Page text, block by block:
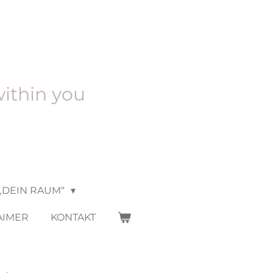
you
RAUM“
KONTAKT